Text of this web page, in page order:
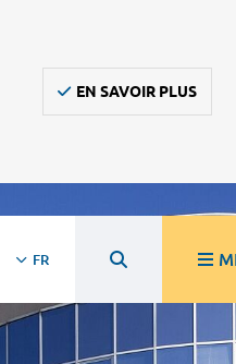
EN SAVOIR PLUS
FR